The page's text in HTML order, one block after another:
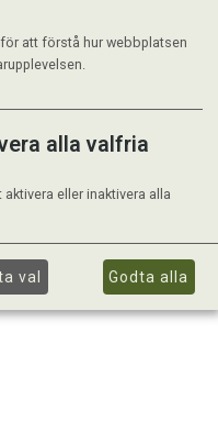
att förstå hur webbplatsen
alla valfria
eller inaktivera alla
val Godta alla